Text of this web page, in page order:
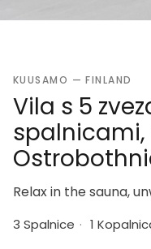
KUUSAMO — FINLAND
Vila s 5
spalnicami,
Relax in the sauna,
3 Spalnice · 1